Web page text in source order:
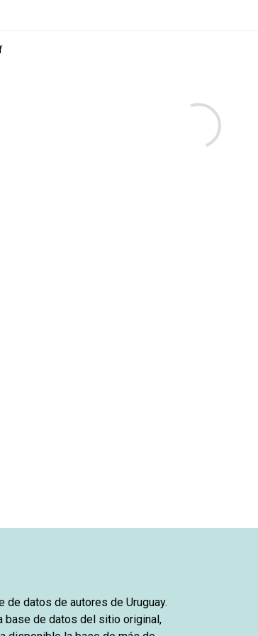
de datos de autores de Uruguay.
base de datos del sitio original,